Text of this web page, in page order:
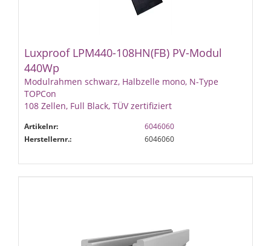
Luxproof LPM440-108HN(FB) PV-Modul
440Wp
Modulrahmen schwarz, Halbzelle mono, N-Type
TOPCon
108 Zellen, Full Black, TÜV zertifiziert
Artikelnr:
6046060
Herstellernr.:
6046060